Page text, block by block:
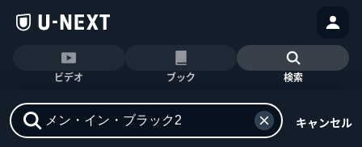
ビデオ ブック 検索
キャンセル